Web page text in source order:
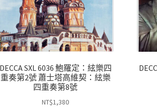
DECCA SXL 6036 鮑羅定：絃樂四
重奏第2號 蕭士塔高維契：絃樂
四重奏第8號
NT$1,380